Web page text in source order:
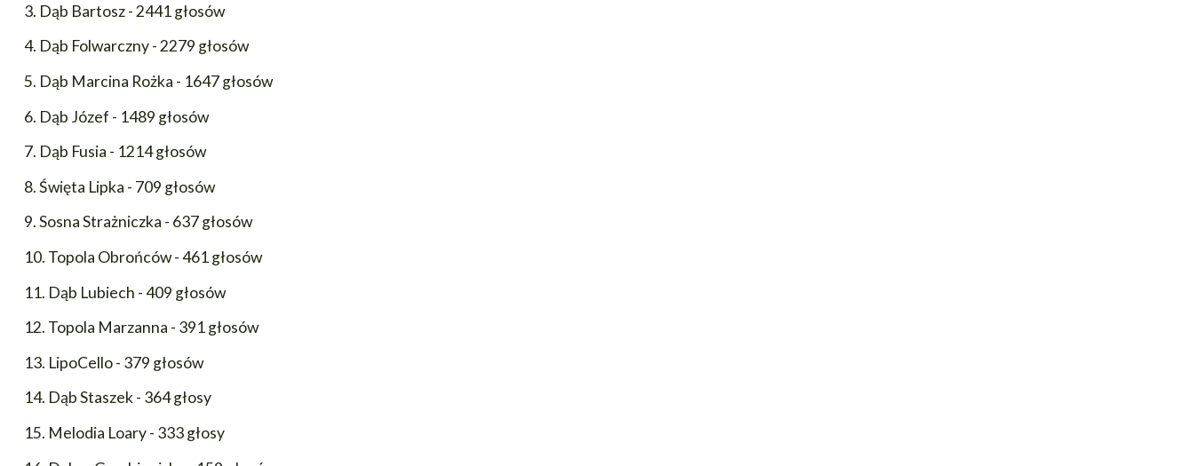
3. Dąb Bartosz - 2441 głosów
4. Dąb Folwarczny - 2279 głosów
5. Dąb Marcina Rożka - 1647 głosów
6. Dąb Józef - 1489 głosów
7. Dąb Fusia - 1214 głosów
8. Święta Lipka - 709 głosów
9. Sosna Strażniczka - 637 głosów
10. Topola Obrońców - 461 głosów
11. Dąb Lubiech - 409 głosów
12. Topola Marzanna - 391 głosów
13. LipoCello - 379 głosów
14. Dąb Staszek - 364 głosy
15. Melodia Loary - 333 głosy